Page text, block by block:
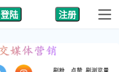
登陆 注册